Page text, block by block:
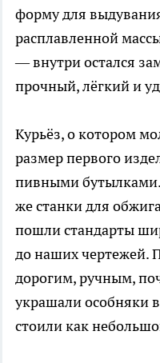
форму для
расплавленной
— внутри остался
прочный, лёгкий и
Курьёз, о котором
размер первого
пивными бутылками.
же станки для
пошли стандарты
до наших чертежей.
дорогим, ручным,
украшали особняки
стоили как